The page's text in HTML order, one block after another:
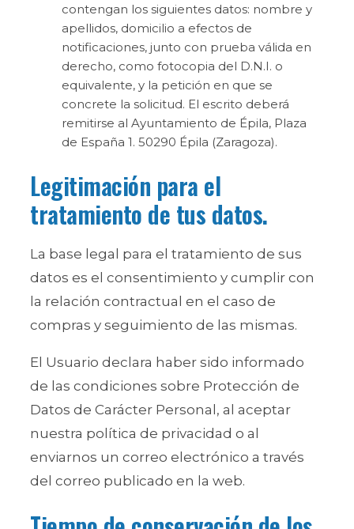
contengan los siguientes datos: nombre y
apellidos, domicilio a efectos de
notificaciones, junto con prueba válida en
derecho, como fotocopia del D.N.I. o
equivalente, y la petición en que se
concrete la solicitud. El escrito deberá
remitirse al Ayuntamiento de Épila, Plaza
de España 1. 50290 Épila (Zaragoza).
Legitimación para el
tratamiento de tus datos.
La base legal para el tratamiento de sus
datos es el consentimiento y cumplir con
la relación contractual en el caso de
compras y seguimiento de las mismas.
El Usuario declara haber sido informado
de las condiciones sobre Protección de
Datos de Carácter Personal, al aceptar
nuestra política de privacidad o al
enviarnos un correo electrónico a través
del correo publicado en la web.